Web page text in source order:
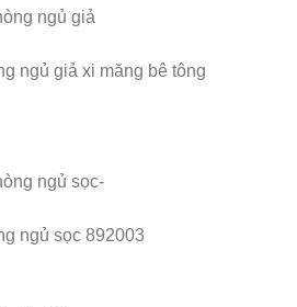
ngủ giả xi măng bê tông
ngủ sọc 892003